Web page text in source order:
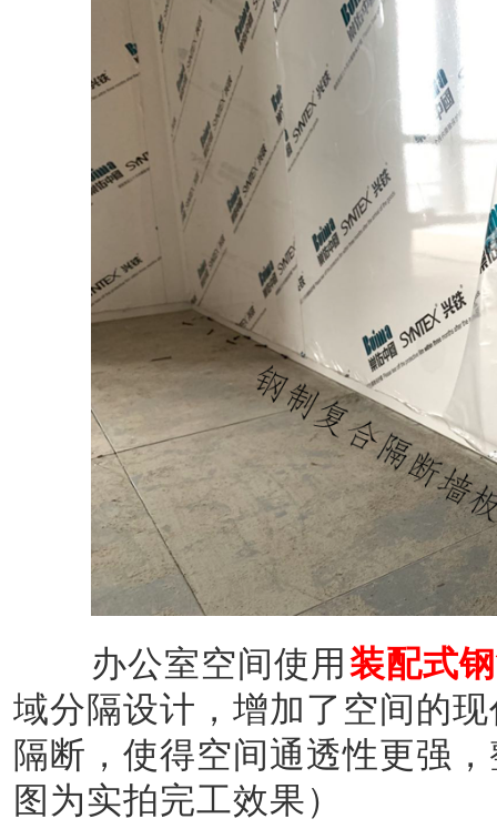
办公室空间使用 装配式
域分隔设计，增加了空间的
隔断，使得空间通透性更强
图为实拍完工效果）